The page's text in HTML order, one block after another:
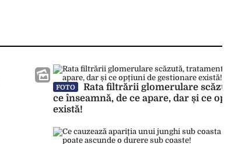
FOTO
Rata filtrării glomerulare
ce înseamnă, de ce apare, dar și ce
există!